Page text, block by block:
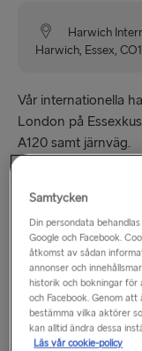
Harwich
Harwich, Essex,
Vår internationella
London på
A120 samt järnväg.
Om du reser med
rabatter ombord,
våra tax-free-
Fishguard och
volymerbjudanden
Samtycken
Din persondata
Google och Facebook.
åtkomst av sådan
annonser och
historik och bokningar
och Facebook. Genom
bestämma vilka aktörer
kan alltid ändra dessa
Läs vår cookie-policy